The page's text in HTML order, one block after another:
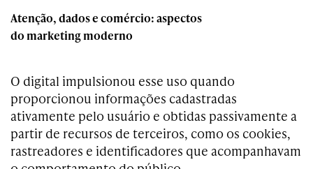
Atenção, dados e comércio: aspectos
do marketing moderno
O digital impulsionou esse uso quando
proporcionou informações cadastradas
ativamente pelo usuário e obtidas passivamente a
partir de recursos de terceiros, como os cookies,
rastreadores e identificadores que acompanhavam